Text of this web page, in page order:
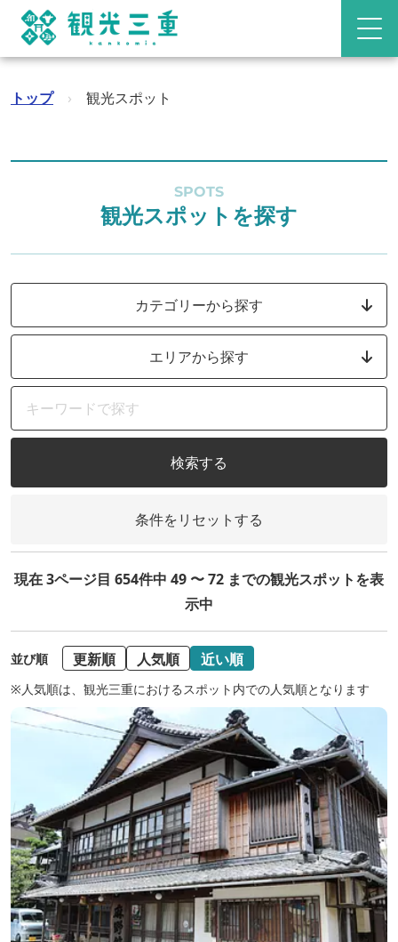
トップ › 観光スポット
SPOTS
観光スポットを探す
カテゴリーから探す
エリアから探す
検索する
条件をリセットする
現在 3ページ目 654件中 49 〜 72 までの観光スポットを表
示中
並び順 更新順 人気順 近い順
※人気順は、観光三重におけるスポット内での人気順となります